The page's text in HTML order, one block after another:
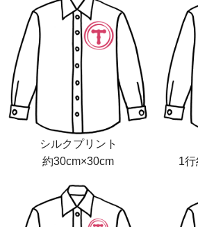
シルクプリント
約30cm×30cm
1